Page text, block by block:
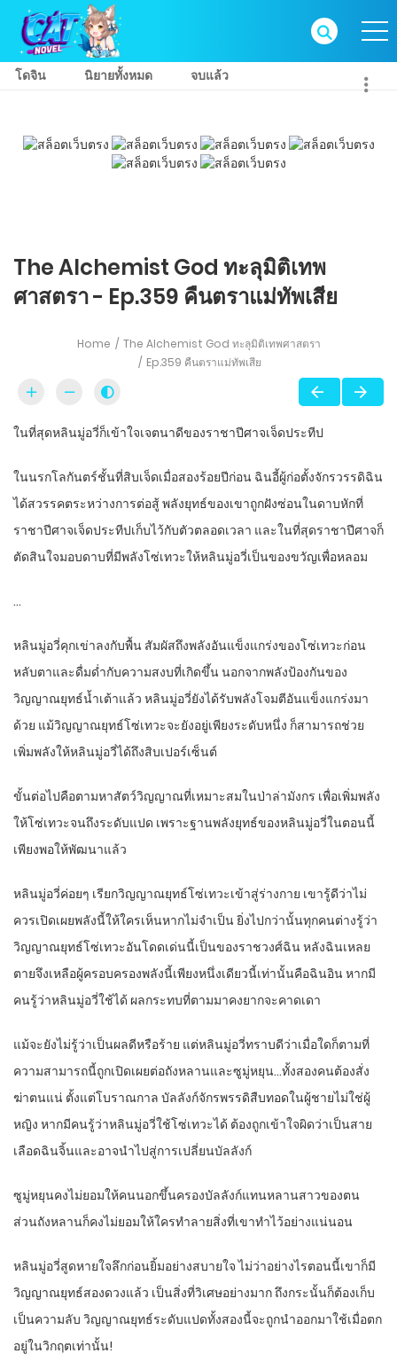
โดจิน นิยายทั้งหมด จบแล้ว
The Alchemist God ทะลุมิติเทพ
ศาสตรา - Ep.359 คืนตราแม่ทัพเสีย
Home
The Alchemist God ทะลุมิติเทพศาสตรา
Ep.359 คืนตราแม่ทัพเสีย
ในที่สุดหลินมู่อวี่ก็เข้าใจเจตนาดีของราชาปีศาจเจ็ดประทีป
ในนรกโลกันตร์ชั้นที่สิบเจ็ดเมื่อสองร้อยปีก่อน ฉินอี้ผู้ก่อตั้งจักรวรรดิฉิน
ได้สวรรคตระหว่างการต่อสู้ พลังยุทธ์ของเขาถูกฝังซ่อนในดาบหักที่
ราชาปีศาจเจ็ดประทีปเก็บไว้กับตัวตลอดเวลา และในที่สุดราชาปีศาจก็
ตัดสินใจมอบดาบที่มีพลังโซ่เทวะให้หลินมู่อวี่เป็นของขวัญเพื่อหลอม
…
หลินมู่อวี่คุกเข่าลงกับพื้น สัมผัสถึงพลังอันแข็งแกร่งของโซ่เทวะก่อน
หลับตาและดื่มด่ำกับความสงบที่เกิดขึ้น นอกจากพลังป้องกันของ
วิญญาณยุทธ์น้ำเต้าแล้ว หลินมู่อวี่ยังได้รับพลังโจมตีอันแข็งแกร่งมา
ด้วย แม้วิญญาณยุทธ์โซ่เทวะจะยังอยู่เพียงระดับหนึ่ง ก็สามารถช่วย
เพิ่มพลังให้หลินมู่อวี่ได้ถึงสิบเปอร์เซ็นต์
ขั้นต่อไปคือตามหาสัตว์วิญญาณที่เหมาะสมในป่าล่ามังกร เพื่อเพิ่มพลัง
ให้โซ่เทวะจนถึงระดับแปด เพราะฐานพลังยุทธ์ของหลินมู่อวี่ในตอนนี้
เพียงพอให้พัฒนาแล้ว
หลินมู่อวี่ค่อยๆ เรียกวิญญาณยุทธ์โซ่เทวะเข้าสู่ร่างกาย เขารู้ดีว่าไม่
ควรเปิดเผยพลังนี้ให้ใครเห็นหากไม่จำเป็น ยิ่งไปกว่านั้นทุกคนต่างรู้ว่า
วิญญาณยุทธ์โซ่เทวะอันโดดเด่นนี้เป็นของราชวงศ์ฉิน หลังฉินเหลย
ตายจึงเหลือผู้ครอบครองพลังนี้เพียงหนึ่งเดียวนี้เท่านั้นคือฉินอิน หากมี
คนรู้ว่าหลินมู่อวี่ใช้ได้ ผลกระทบที่ตามมาคงยากจะคาดเดา
แม้จะยังไม่รู้ว่าเป็นผลดีหรือร้าย แต่หลินมู่อวี่ทราบดีว่าเมื่อใดก็ตามที่
ความสามารถนี้ถูกเปิดเผยต่อถังหลานและซูมู่หยุน…ทั้งสองคนต้องสั่ง
ฆ่าตนแน่ ตั้งแต่โบราณกาล บัลลังก์จักรพรรดิสืบทอดในผู้ชายไม่ใช่ผู้
หญิง หากมีคนรู้ว่าหลินมู่อวี่ใช้โซ่เทวะได้ ต้องถูกเข้าใจผิดว่าเป็นสาย
เลือดฉินจิ้นและอาจนำไปสู่การเปลี่ยนบัลลังก์
ซูมู่หยุนคงไม่ยอมให้คนนอกขึ้นครองบัลลังก์แทนหลานสาวของตน
ส่วนถังหลานก็คงไม่ยอมให้ใครทำลายสิ่งที่เขาทำไว้อย่างแน่นอน
หลินมู่อวี่สูดหายใจลึกก่อนยิ้มอย่างสบายใจ ไม่ว่าอย่างไรตอนนี้เขาก็มี
วิญญาณยุทธ์สองดวงแล้ว เป็นสิ่งที่วิเศษอย่างมาก ถึงกระนั้นก็ต้องเก็บ
เป็นความลับ วิญญาณยุทธ์ระดับแปดทั้งสองนี้จะถูกนำออกมาใช้เมื่อตก
อยู่ในวิกฤตเท่านั้น!